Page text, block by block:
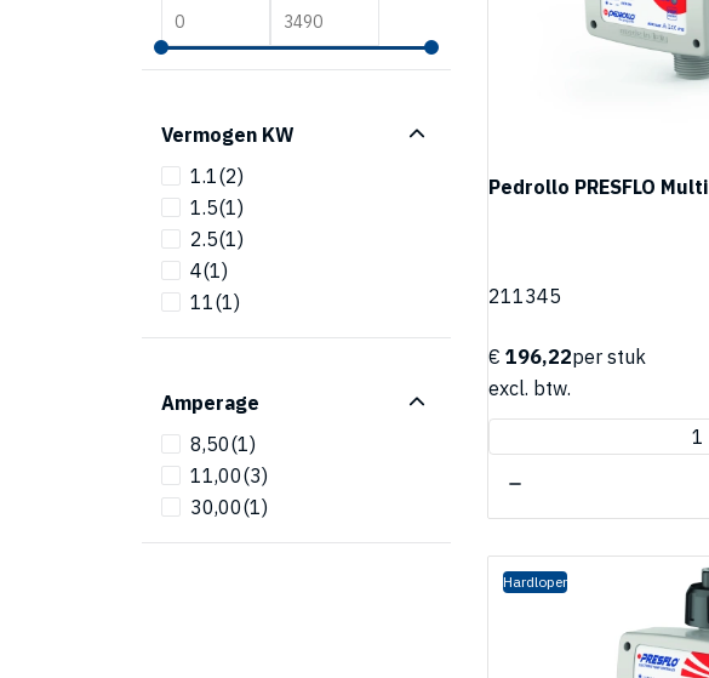
Vermogen KW
1.1(2)
1.5(1)
2.5(1)
4(1)
11(1)
Amperage
8,50(1)
11,00(3)
30,00(1)
Pedrollo PRESFLO Multi
211345
€ 196,22per stuk
excl. btw.
Hardloper